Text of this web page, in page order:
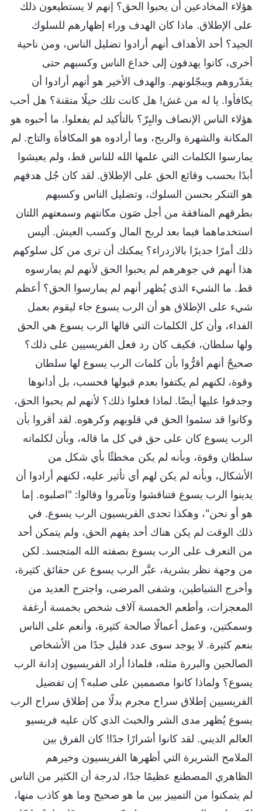
هؤلاء المخادعين أن يحبوا الحق؟ إنهم لا يستطيعون ذلك
على الإطلاق. ماذا كان الهدف وراء إظهارهم للسلوك
الجيد؟ أحد الأهداف أنهم أرادوا تضليل الناس، ومن ناحية
أخرى، كانوا يهدفون إلى خداع الناس وكسبهم حتى
يقدّروهم ويبجّلونهم. والهدف الأخير هو أنهم أرادوا أن
يكافأوا. يا له من غش! هل كانت تلك حيلًا متقنة؟ هل أحب
هؤلاء الناس الإنصاف والبِرّ؟ بالتأكيد لم يفعلوا. ما أحبوه هو
المكانة والشهرة والربح، وما أرادوه هو المكافأة والتاج. لم
يمارسوا الكلمات التي علمها الله للناس قط، ولم يعيشوا
أبدًا بحسب وقائع الحق على الإطلاق. لقد كان جُل هدفهم
هو التنكر بحسن السلوك، وتضليل الناس وكسبهم
بطرقهم المنافقة من أجل صَون مكانتهم وسمعتهم اللتان
استخدماهما فيما بعد لربح المال وكسب العيش. أليس
ذلك أمرًا جديرًا بالازدراء؟ يمكنك أن ترى من كل سلوكهم
هذا أنهم في جوهرهم لم يحبوا الحق لأنهم لم يمارسوه
قط. ما الشيء الذي يُظهر أنهم لم يمارسوا الحق؟ أعظم
شيء على الإطلاق هو أن الرب يسوع جاء ليقوم بعمل
الفداء، وأن كل الكلمات التي قالها الرب يسوع هي الحق
ولها سلطان، فكيف كان رد فعل الفريسيين على ذلك؟
صحيحٌ أنهم أقرُّوا بأن كلمات الرب يسوع لها سلطان
وقوة، لكنهم لم يكتفوا بعدم قبولها فحسب، بل أدانوها
وجدفوا عليها أيضًا. لماذا فعلوا ذلك؟ لأنهم لم يحبوا الحق،
وكانوا قد سئموا الحق في قلوبهم وكرهوه. لقد أقروا بأن
الرب يسوع كان على حق في كل ما قاله، وبأن لكلماته
سلطان وقوة، وبأنه لم يكن مخطئًا بأي شكل من
الأشكال، وبأنه لم يكن لهم أي تأثير عليه، لكنهم أرادوا أن
يدينوا الرب يسوع فتناقشوا وتآمروا وقالوا: "اصلبوه. إما
هو أو نحن"، وهكذا تحدى الفريسيون الرب يسوع. في
ذلك الوقت لم يكن هناك أحد يفهم الحق، ولم يتمكن أحد
من التعرف على الرب يسوع بصفته الله المتجسد. لكن
من وجهة نظر بشرية، عبَّر الرب يسوع عن حقائق كثيرة،
وأخرج الشياطين، وشفى المرضى، واجترح العديد من
المعجزات، وأطعم الخمسة آلاف شخص بخمسة أرغفة
وسمكتين، وعمل أعمالًا صالحة كثيرة، وأنعم على الناس
بنعم كثيرة. لا يوجد سوى عدد قليل جدًا من الأشخاص
الصالحين والبررة مثله، فلماذا أراد الفريسيون إدانة الرب
يسوع؟ ولماذا كانوا مصممين على صلبه؟ إن تفضيل
الفريسيين إطلاق سراح مجرم بدلًا من إطلاق سراح الرب
يسوع يُظهر مدى الشر والخبث الذي كان عليه فريسيو
العالم الديني. لقد كانوا أشرارًا جدًا! كان الفرق بين
الملامح الشريرة التي أظهرها الفريسيون وخيرهم
الظاهري المصطنع عظيمًا جدًا، لدرجة أن الكثير من الناس
لم يتمكنوا من التمييز بين ما هو صحيح وما هو كاذب منها،